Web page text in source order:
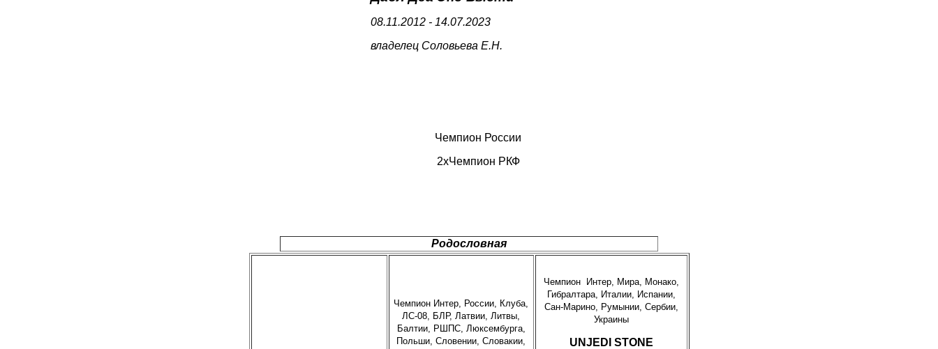
08.11.2012 - 14.07.2023
владелец Соловьева Е.Н.
Чемпион России
2хЧемпион РКФ
Родословная
Чемпион Интер, России, Клуба,
ЛС-08, БЛР, Латвии, Литвы,
Балтии, РШПС, Люксембурга,
Польши, Словении, Словакии,
Чемпион Интер, Мира, Монако,
Гибралтара, Италии, Испании,
Сан-Марино, Румынии, Сербии,
Украины
UNJEDI STONE